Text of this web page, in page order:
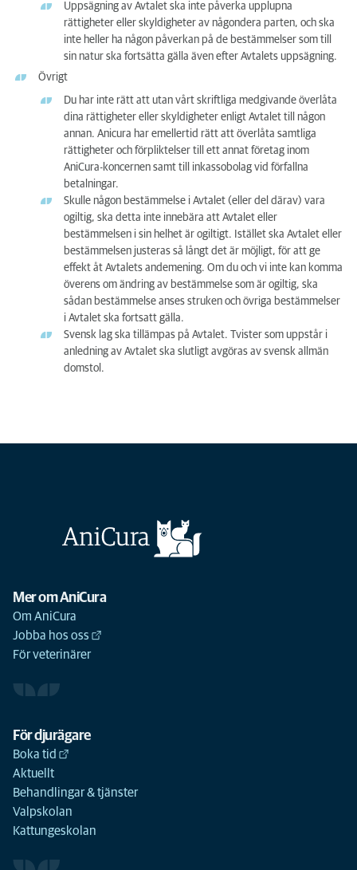
Uppsägning av Avtalet ska inte påverka upplupna
rättigheter eller skyldigheter av någondera parten, och ska
inte heller ha någon påverkan på de bestämmelser som till
sin natur ska fortsätta gälla även efter Avtalets uppsägning.
Övrigt
Du har inte rätt att utan vårt skriftliga medgivande överlåta
dina rättigheter eller skyldigheter enligt Avtalet till någon
annan. Anicura har emellertid rätt att överlåta samtliga
rättigheter och förpliktelser till ett annat företag inom
AniCura-koncernen samt till inkassobolag vid förfallna
betalningar.
Skulle någon bestämmelse i Avtalet (eller del därav) vara
ogiltig, ska detta inte innebära att Avtalet eller
bestämmelsen i sin helhet är ogiltigt. Istället ska Avtalet eller
bestämmelsen justeras så långt det är möjligt, för att ge
effekt åt Avtalets andemening. Om du och vi inte kan komma
överens om ändring av bestämmelse som är ogiltig, ska
sådan bestämmelse anses struken och övriga bestämmelser
i Avtalet ska fortsatt gälla.
Svensk lag ska tillämpas på Avtalet. Tvister som uppstår i
anledning av Avtalet ska slutligt avgöras av svensk allmän
domstol.
Mer om AniCura
Om AniCura
Jobba hos oss
För veterinärer
För djurägare
Boka tid
Aktuellt
Behandlingar & tjänster
Valpskolan
Kattungeskolan